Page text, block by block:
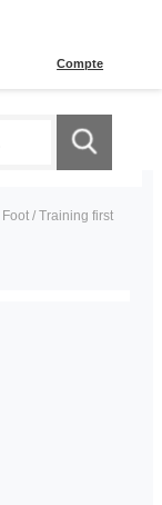
Compte
/ Training first